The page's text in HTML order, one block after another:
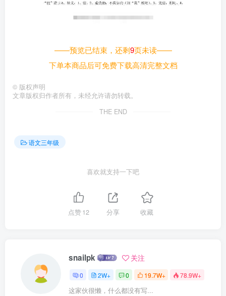
——预览已结束，还剩9页未读——
下单本商品后可免费下载高清完整文档
© 版权声明
文章版权归作者所有，未经允许请勿转载。
THE END
语文三年级
喜欢就支持一下吧
点赞12 分享 收藏
snailpk 关注
0 2W+ 0 19.7W+ 78.9W+
这家伙很懒，什么都没有写...